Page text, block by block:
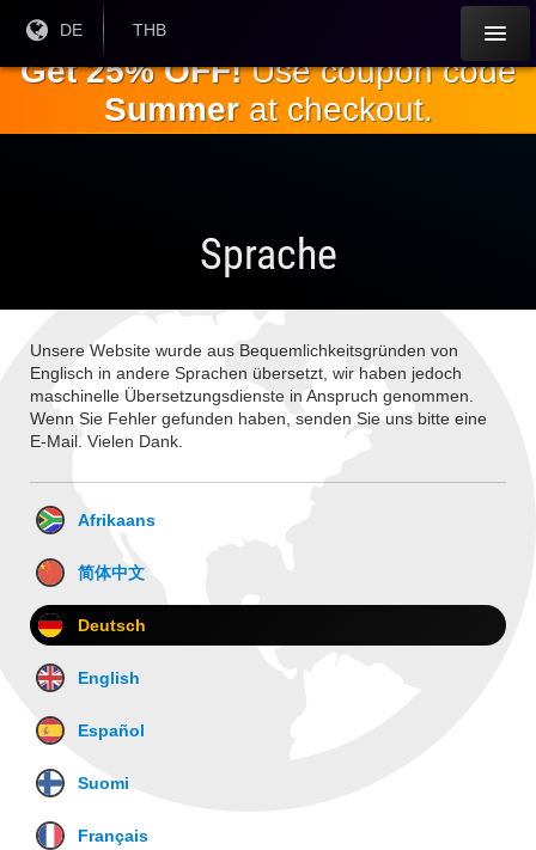
Hauptinhalt
Aktuelle
Sprache:
DE
Aktuelle
THB
Get 25% OFF!Use coupon code
Summerat checkout.
Sprache
Unsere Website wurde aus Bequemlichkeitsgründen von
Englisch in andere Sprachen übersetzt, wir haben jedoch
maschinelle Übersetzungsdienste in Anspruch genommen.
Wenn Sie Fehler gefunden haben, senden Sie uns bitte eine
E-Mail. Vielen Dank.
Afrikaans
简体中文
Deutsch
English
Español
Suomi
Français